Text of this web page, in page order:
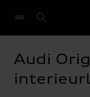
Selecteer een
Audi